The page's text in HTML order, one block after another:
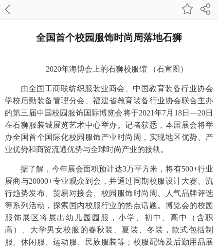
全国首个校园服饰时尚周落地石狮
2020年海博会上的石狮校服馆 （石宣图）
由全国工商联纺织服装业商会、中国教育装备行业协会
学校后勤装备管理分会、福建省教育装备行业协会联合主办
的第三届中国校园服饰国际博览会将于2021年7月18日—20日
在石狮服装城展览艺术中心举办。记者获悉，本届展会将举
办全国首个国际化校园服饰产业时尚周，实现地区优势、产
业优势和商贸流通优势与全球时尚产业的接轨。
据了解，今年展会面积预计达3万平方米，将有500+行业
展商与20000+专业观众到会，并通过同期校服设计大赛、流
行趋势发布、贸易对接会、校园服饰时尚周、人气品牌评选
等系列活动，探索国内校服行业的热点话题。博览会的校园
服饰展区将展出幼儿园园服，小学、初中、高中（含职
高）、大学男女校服的春秋装、夏装、冬装，款式包括制
服、休闲服、运动服、民族服装等；校服配饰及后勤用品展